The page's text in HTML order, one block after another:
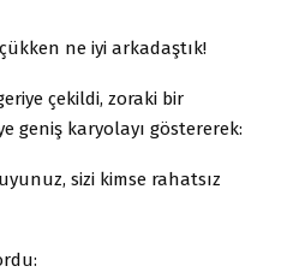
ne iyi arkadaştık!
çekildi, zoraki bir
geniş karyolayı göstererek:
sizi kimse rahatsız